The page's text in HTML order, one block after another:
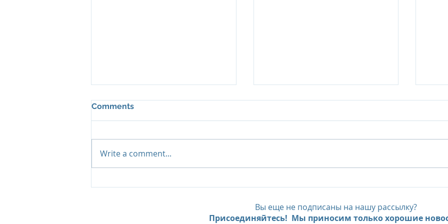
Less, Stay More
Comments
Write a comment...
Вы еще не подписаны на нашу рассылку?
Присоединяйтесь! Мы приносим только хорошие